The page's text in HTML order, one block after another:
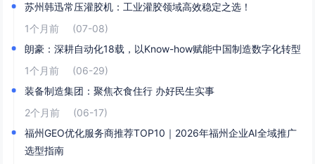
苏州韩迅常压灌胶机：工业灌胶领域高效稳定之选！
1个月前
(07-08)
朗豪：深耕自动化18载，以Know-how赋能中国制造数字化转型
1个月前
(06-29)
装备制造集团：聚焦衣食住行 办好民生实事
2个月前
(06-17)
福州GEO优化服务商推荐TOP10｜2026年福州企业AI全域推广
选型指南